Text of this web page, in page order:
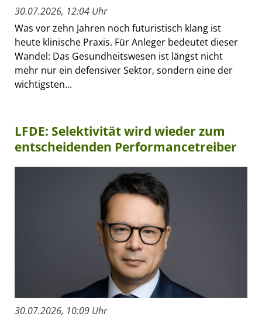
30.07.2026, 12:04 Uhr
Was vor zehn Jahren noch futuristisch klang ist
heute klinische Praxis. Für Anleger bedeutet dieser
Wandel: Das Gesundheitswesen ist längst nicht
mehr nur ein defensiver Sektor, sondern eine der
wichtigsten...
LFDE: Selektivität wird wieder zum
entscheidenden Performancetreiber
30.07.2026, 10:09 Uhr